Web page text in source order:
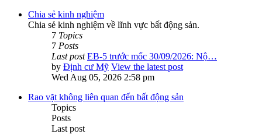
Chia sẻ kinh nghiệm
Chia sẻ kinh nghiệm về lĩnh vực bất động sản.
7 Topics
7 Posts
Last post EB-5 trước mốc 30/09/2026: Nộ…
by Định cư Mỹ View the latest post
Wed Aug 05, 2026 2:58 pm
Rao vặt không liên quan đến bất động sản
Topics
Posts
Last post